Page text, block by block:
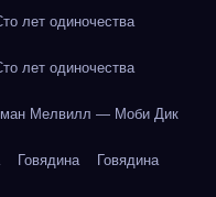
лет одиночества
лет одиночества
Мелвилл — Моби Дик
Говядина Говядина